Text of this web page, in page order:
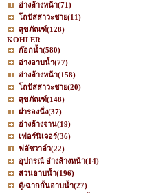
อ่างล้างหน้า(71)
โถปัสสาวะชาย(11)
สุขภัณฑ์(128)
KOHLER
ก๊อกน้ำ(580)
อ่างอาบน้ำ(77)
อ่างล้างหน้า(158)
โถปัสสาวะชาย(20)
สุขภัณฑ์(148)
ฝารองนั่ง(37)
อ่างล้างจาน(19)
เฟอร์นิเจอร์(36)
ฟลัชวาล์ว(22)
อุปกรณ์ อ่างล้างหน้า(14)
ส่วนอาบน้ำ(196)
ตู้/ฉากกั้นอาบน้ำ(27)